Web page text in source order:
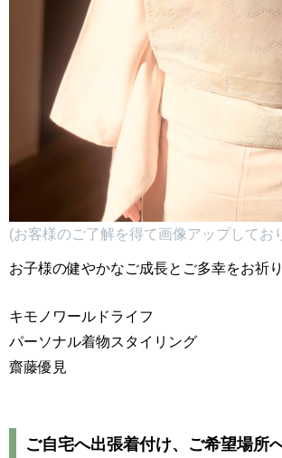
(お客様のご了解を得て画像アップしてお
お子様の健やかなご成長とご多幸をお祈
キモノワールドライフ
パーソナル着物スタイリング
齋藤優見
ご自宅へ出張着付け、ご希望場所